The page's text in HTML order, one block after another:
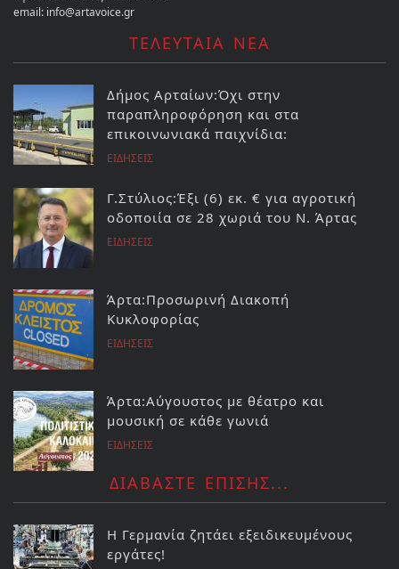
email: info@artavoice.gr
ΤΕΛΕΥΤΑΙΑ ΝΕΑ
Δήμος Αρταίων:Όχι στην
παραπληροφόρηση και στα
επικοινωνιακά παιχνίδια:
ΕΙΔΗΣΕΙΣ
Γ.Στύλιος:Έξι (6) εκ. € για αγροτική
οδοποιία σε 28 χωριά του Ν. Άρτας
ΕΙΔΗΣΕΙΣ
Άρτα:Προσωρινή Διακοπή
Κυκλοφορίας
ΕΙΔΗΣΕΙΣ
Άρτα:Αύγουστος με θέατρο και
μουσική σε κάθε γωνιά
ΕΙΔΗΣΕΙΣ
ΔΙΑΒΑΣΤΕ ΕΠΙΣΗΣ...
Η Γερμανία ζητάει εξειδικευμένους
εργάτες!